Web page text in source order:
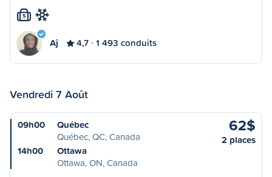
S
Aj 4,7 1 493 conduits
Vendredi 7 Août
09h00
Québec
Québec, QC, Canada
14h00
Ottawa
Ottawa, ON, Canada
62$
2 places